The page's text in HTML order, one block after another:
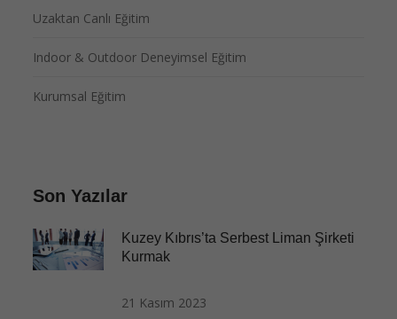
Uzaktan Canlı Eğitim
Indoor & Outdoor Deneyimsel Eğitim
Kurumsal Eğitim
Son Yazılar
Kuzey Kıbrıs’ta Serbest Liman Şirketi
Kurmak
21 Kasım 2023